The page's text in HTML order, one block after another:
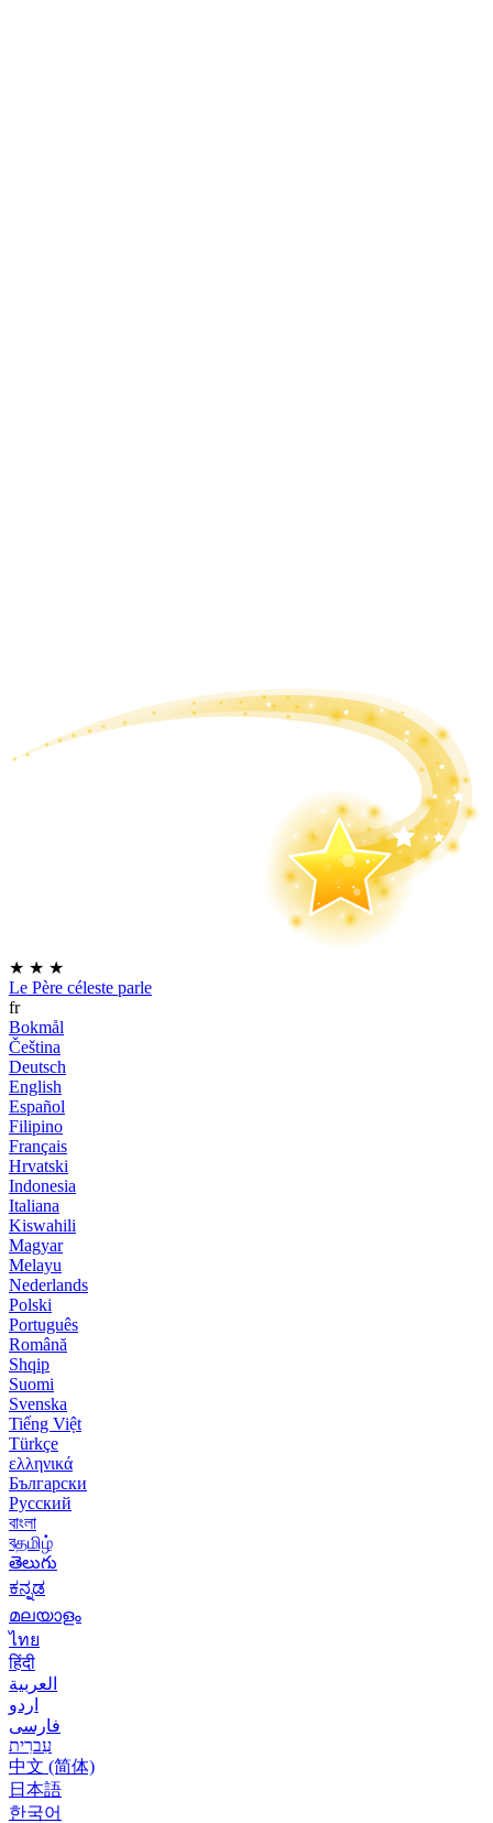
★ ★ ★
Le Père céleste parle
fr
Bokmål
Čeština
Deutsch
English
Español
Filipino
Français
Hrvatski
Indonesia
Italiana
Kiswahili
Magyar
Melayu
Nederlands
Polski
Português
Română
Shqip
Suomi
Svenska
Tiếng Việt
Türkçe
ελληνικά
Български
Русский
বাংলা
বதமிழ்
తెలుగు
ಕನ್ನಡ
മലയാളം
ไทย
हिंदी
العربية
اردو
فارسی
עִברִית
中文 (简体)
日本語
한국어